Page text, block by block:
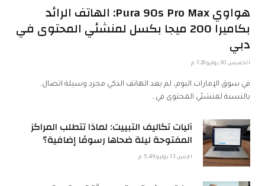
هواوي Pura 90s Pro Max: الهاتف الرائد
بكاميرا 200 ميجا بكسل لمنشئي المحتوى في
دبي
الخميس 30 يوليو 7:26 م
في سوق الإمارات اليوم، لم يعد الهاتف الذكي مجرد وسيلة اتصال.
بالنسبة لمنشئي المحتوى في…
آليات تكاليف التبييت: لماذا تتطلب المراكز
المفتوحة ليلة ضحاها رسومًا إضافية؟
الإثنين 13 يوليو 5:49 م